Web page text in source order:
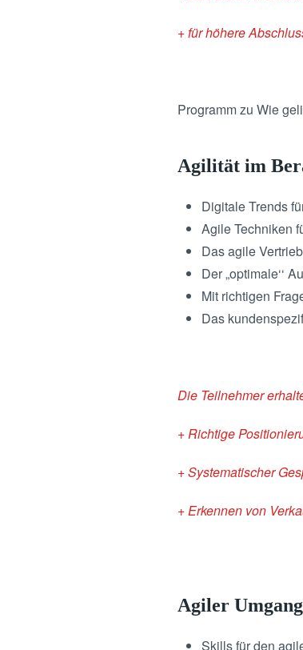
+ für höhere
Programm zu Wie
Agilität im
Digitale Trends
Agile Techniken
Das agile
Der „optimale‘‘
Mit richtigen
Das
Die Teilnehmer
+ Richtige
+ Systematischer
+ Erkennen von
Agiler
Skills für den